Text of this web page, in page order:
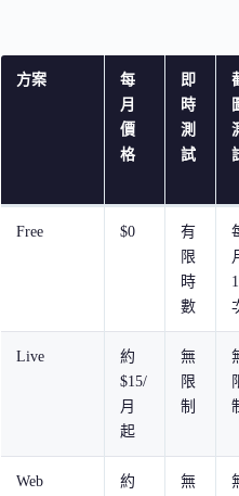
方案
每
月
價
格
即
時
測
試
Free $0
有
限
時
數
Live
約
$15/
月
起
無
限
制
Web
約
無